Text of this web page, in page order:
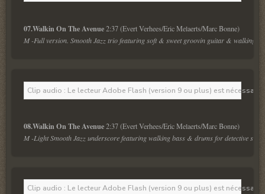
07.Walkin On The Avenue
2:37 (Evert Verhees/Eric Melaerts/Marc Bonne)
M -Full version. Smooth Jazz trio featuring soft & sweet groovin guitar & walking
Clip audio : Le lecteur Adobe Flash (version 9 ou plus) est
08.Walkin On The Avenue
2:37 (Evert Verhees/Eric Melaerts/Marc Bonne)
M -Light Smooth Jazz underscore featuring walking bass & drums for detective
Clip audio : Le lecteur Adobe Flash (version 9 ou plus) est